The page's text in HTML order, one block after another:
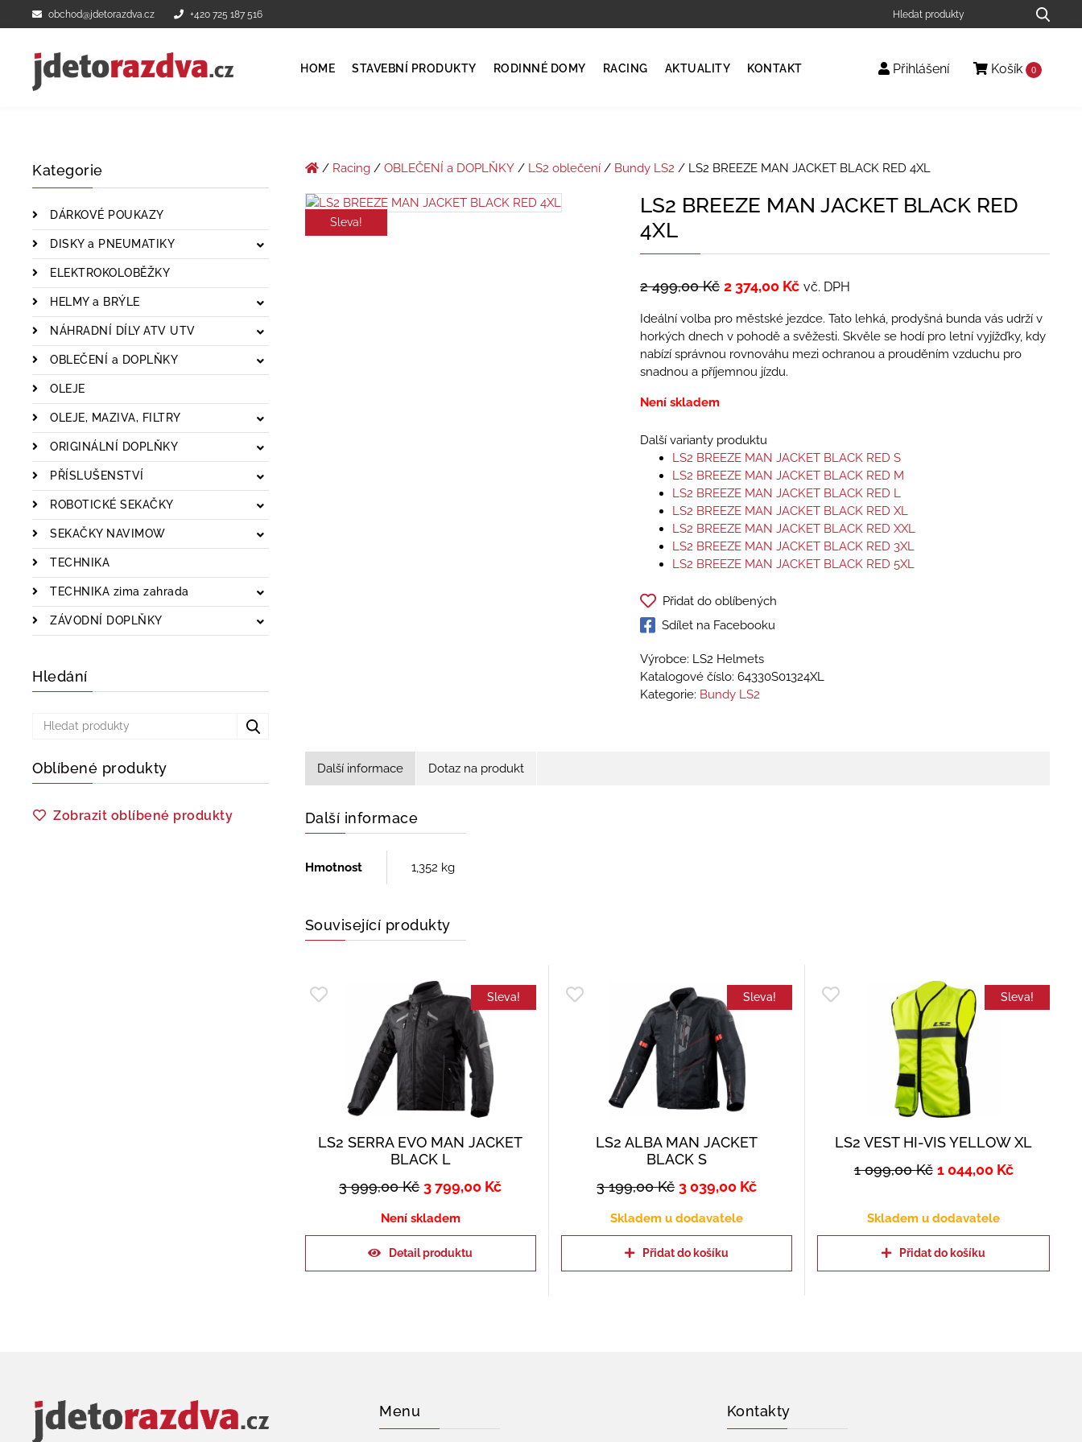
obchod@jdetorazdva.cz +420 725 187 516
HOME STAVEBNÍ PRODUKTY RODINNÉ DOMY RACING AKTUALITY KONTAKT Přihlášení Košík 0
Kategorie
DÁRKOVÉ POUKAZY
DISKY a PNEUMATIKY
ELEKTROKOLOBĚŽKY
HELMY a BRÝLE
NÁHRADNÍ DÍLY ATV UTV
OBLEČENÍ a DOPLŇKY
OLEJE
OLEJE, MAZIVA, FILTRY
ORIGINÁLNÍ DOPLŇKY
PŘÍSLUŠENSTVÍ
ROBOTICKÉ SEKAČKY
SEKAČKY NAVIMOW
TECHNIKA
TECHNIKA zima zahrada
ZÁVODNÍ DOPLŇKY
Hledání
Oblíbené produkty
Zobrazit oblíbené produkty
/ Racing/ OBLEČENÍ a DOPLŇKY/ LS2 oblečení/ Bundy LS2 / LS2 BREEZE MAN JACKET BLACK RED 4XL
Sleva!
LS2 BREEZE MAN JACKET BLACK RED
4XL
2 499,00Kč 2 374,00 Kč vč. DPH
Ideální volba pro městské jezdce. Tato lehká, prodyšná bunda vás udrží v
horkých dnech v pohodě a svěžesti. Skvěle se hodí pro letní vyjížďky, kdy
nabízí správnou rovnováhu mezi ochranou a prouděním vzduchu pro
snadnou a příjemnou jízdu.
Není skladem
Další varianty produktu
LS2 BREEZE MAN JACKET BLACK RED S
LS2 BREEZE MAN JACKET BLACK RED M
LS2 BREEZE MAN JACKET BLACK RED L
LS2 BREEZE MAN JACKET BLACK RED XL
LS2 BREEZE MAN JACKET BLACK RED XXL
LS2 BREEZE MAN JACKET BLACK RED 3XL
LS2 BREEZE MAN JACKET BLACK RED 5XL
Přidat do oblíbených
Sdílet na Facebooku
Výrobce: LS2 Helmets
Katalogové číslo: 64330S01324XL
Kategorie: Bundy LS2
Další informace Dotaz na produkt
Další informace
Hmotnost 1,352 kg
Související produkty
Sleva!
LS2 SERRA EVO MAN JACKET
BLACK L
3 999,00Kč 3 799,00 Kč
Není skladem
Detail produktu
Sleva!
LS2 ALBA MAN JACKET
BLACK S
3 199,00Kč 3 039,00 Kč
Skladem u dodavatele
Přidat do košíku
Sleva!
LS2 VEST HI-VIS YELLOW XL
1 099,00Kč 1 044,00 Kč
Skladem u dodavatele
Přidat do košíku
Menu Kontakty